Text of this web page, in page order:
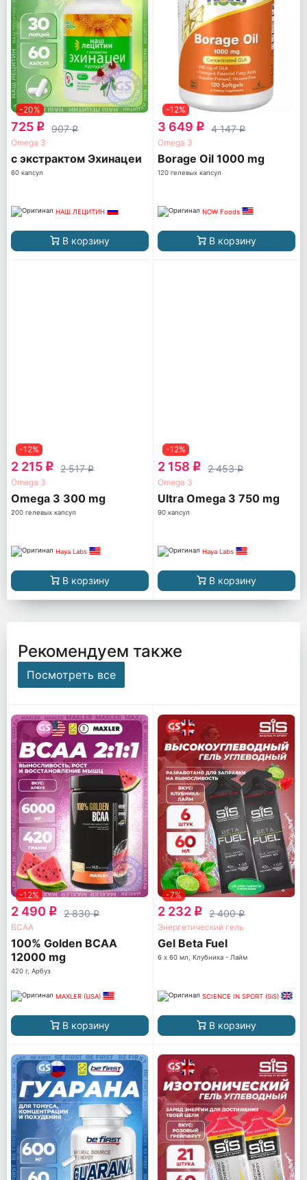
-20%
725 q 907q
Omega 3
с экстрактом Эхинацеи
60 капсул
НАШ ЛЕЦИТИН
В корзину
-12%
3 649 q 4 147q
Omega 3
Borage Oil 1000 mg
120 гелевых капсул
NOW Foods
В корзину
-12%
2 215 q 2 517q
Omega 3
Omega 3 300 mg
200 гелевых капсул
Haya Labs
В корзину
-12%
2 158 q 2 453q
Omega 3
Ultra Omega 3 750 mg
90 капсул
Haya Labs
В корзину
Рекомендуем также
Посмотреть все
-12%
2 490 q 2 830q
ВСАА
100% Golden BCAA
12000 mg
420 г, Арбуз
MAXLER (USA)
В корзину
-7%
2 232 q 2 400q
Энергетический гель
Gel Beta Fuel
6 х 60 мл, Клубника - Лайм
SCIENCE IN SPORT (SiS)
В корзину